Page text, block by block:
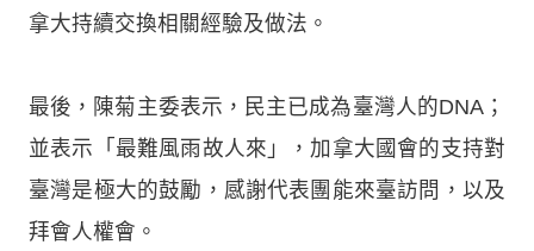
拿大持續交換相關經驗及做法。
最後，陳菊主委表示，民主已成為臺灣人的DNA；
並表示「最難風雨故人來」，加拿大國會的支持對
臺灣是極大的鼓勵，感謝代表團能來臺訪問，以及
拜會人權會。